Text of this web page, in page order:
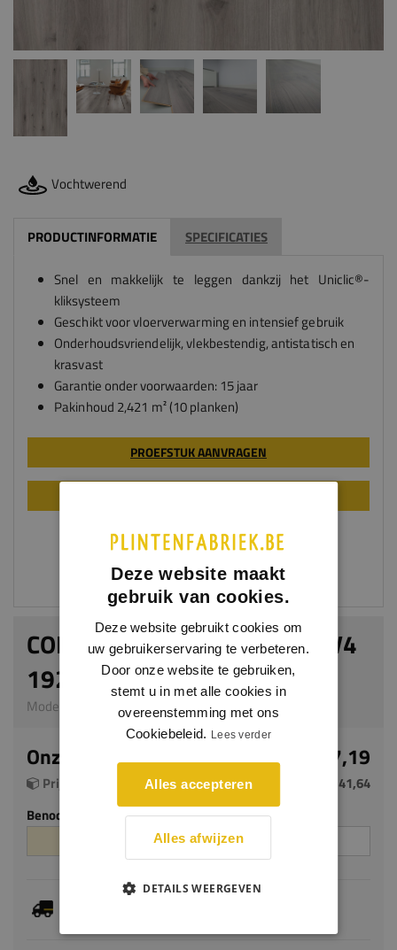
Vochtwerend
PRODUCTINFORMATIE SPECIFICATIES
Snel en makkelijk te leggen dankzij het Uniclic®-
kliksysteem
Geschikt voor vloerverwarming en intensief gebruik
Onderhoudsvriendelijk, vlekbestendig, antistatisch en
krasvast
Garantie onder voorwaarden: 15 jaar
Pakinhoud 2,421 m² (10 planken)
PROEFSTUK AANVRAGEN
COMFORT MISTY OAK 7MM V4
192MM
Model L101 | 1261 x 192 x 7 mm | HDF
Onze prijs per m² € 17,19
Prijs per pak (2.421 m²)
€ 41,64
Benodigde aantal m²
Aantal pakken
Dit artikel is voorradig, de verwachte levertijd
Deze website maakt
gebruik van cookies.
Deze website gebruikt cookies om
uw gebruikerservaring te verbeteren.
Door onze website te gebruiken,
stemt u in met alle cookies in
overeenstemming met ons
Cookiebeleid. Lees verder
Alles accepteren
Alles afwijzen
DETAILS WEERGEVEN